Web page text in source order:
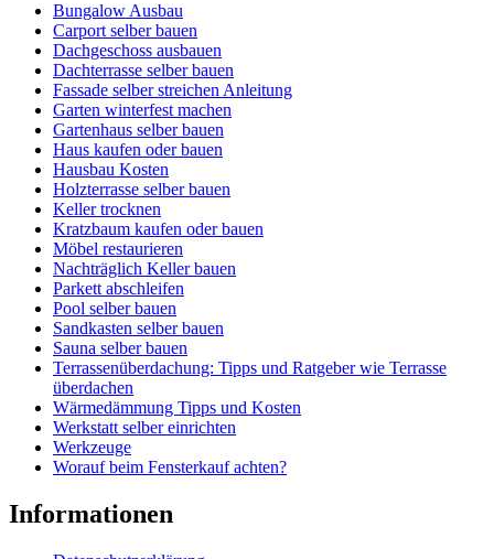
Bungalow Ausbau
Carport selber bauen
Dachgeschoss ausbauen
Dachterrasse selber bauen
Fassade selber streichen Anleitung
Garten winterfest machen
Gartenhaus selber bauen
Haus kaufen oder bauen
Hausbau Kosten
Holzterrasse selber bauen
Keller trocknen
Kratzbaum kaufen oder bauen
Möbel restaurieren
Nachträglich Keller bauen
Parkett abschleifen
Pool selber bauen
Sandkasten selber bauen
Sauna selber bauen
Terrassenüberdachung: Tipps und Ratgeber wie Terrasse
überdachen
Wärmedämmung Tipps und Kosten
Werkstatt selber einrichten
Werkzeuge
Worauf beim Fensterkauf achten?
Informationen